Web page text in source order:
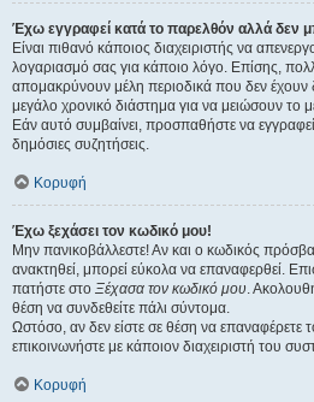
Έχω εγγραφεί κατά το παρελθόν αλλά δεν
Είναι πιθανό κάποιος διαχειριστής να
λογαριασμό σας για κάποιο λόγο. Επίσης,
απομακρύνουν μέλη περιοδικά που δεν έχουν
μεγάλο χρονικό διάστημα για να μειώσουν το
Εάν αυτό συμβαίνει, προσπαθήστε να
δημόσιες συζητήσεις.
Κορυφή
Έχω ξεχάσει τον κωδικό μου!
Μην πανικοβάλλεστε! Αν και ο κωδικός
ανακτηθεί, μπορεί εύκολα να επαναφερθεί.
πατήστε στο Ξέχασα τον κωδικό μου.
θέση να συνδεθείτε πάλι σύντομα.
Ωστόσο, αν δεν είστε σε θέση να
επικοινωνήστε με κάποιον διαχειριστή του
Κορυφή